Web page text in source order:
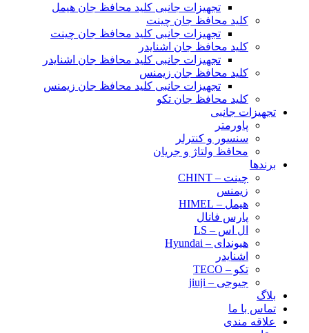
تجهیزات جانبی کلید محافظ جان هیمل
کلید محافظ جان چینت
تجهیزات جانبی کلید محافظ جان چینت
کلید محافظ جان اشنایدر
تجهیزات جانبی کلید محافظ جان اشنایدر
کلید محافظ جان زیمنس
تجهیزات جانبی کلید محافظ جان زیمنس
کلید محافظ جان تکو
تجهیزات جانبی
پاورمتر
سنسور و کنترلر
محافظ ولتاژ و‌ جریان
برندها
چینت – CHINT
زیمنس
هیمل – HIMEL
پارس فانال
ال اس – LS
هیوندای – Hyundai
اشنایدر
تکو – TECO
جیوجی – jiuji
بلاگ
تماس با ما
علاقه مندی